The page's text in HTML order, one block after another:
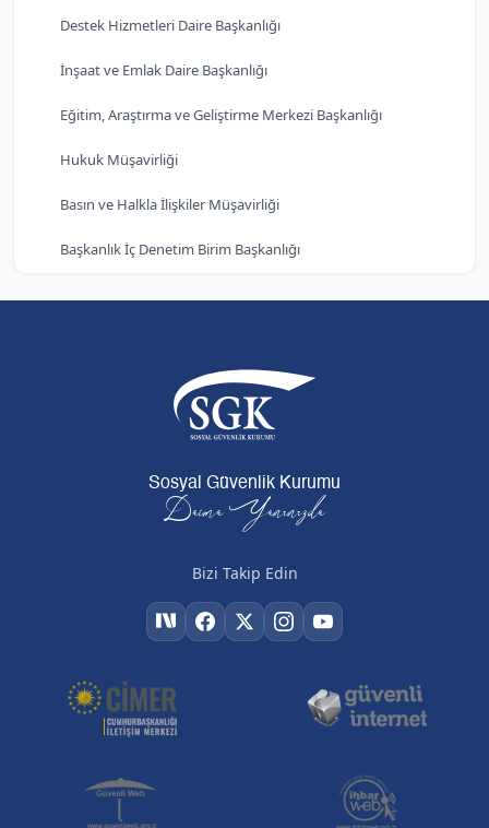
Destek Hizmetleri Daire Başkanlığı
İnşaat ve Emlak Daire Başkanlığı
Eğitim, Araştırma ve Geliştirme Merkezi Başkanlığı
Hukuk Müşavirliği
Basın ve Halkla İlişkiler Müşavirliği
Başkanlık İç Denetim Birim Başkanlığı
Sosyal Güvenlik Kurumu
Daima Yanınızda
Bizi Takip Edin